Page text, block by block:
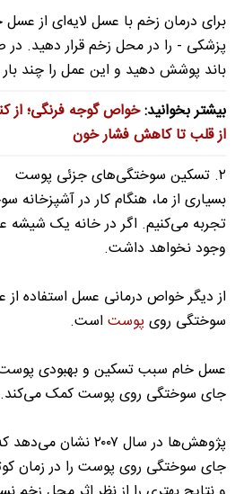
برای درمان زخم با عسل لایه‌ای از
پزشکی - را در محل زخم قرار دهید. در
باند پوشش دهید و این عمل را چند بار
بیشتر بخوانید:خواص گوجه فرنگی؛ از
از قلب تا کاهش فشار خون
۲. تسکین سوختگی‌های جزئی پوست
بسیاری از ما، هنگام کار در آشپزخانه
تجربه می‌کنیم. اگر در خانه یک شیشه
وجود نخواهد داشت.
از دیگر خواص درمانی عسل استفاده
سوختگی رویپوست است.
عسل خام سبب تسکین و بهبودی
جای سوختگی روی پوست کمک می‌کند.
پژوهش‌ها در سال ۲۰۰۷
جای سوختگی روی پوست را در زمان